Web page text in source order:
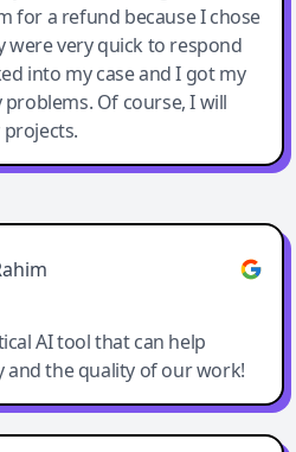
for a refund because I chose
were very quick to respond
into my case and I got my
Of course, I will
AI tool that can help
the quality of our work!